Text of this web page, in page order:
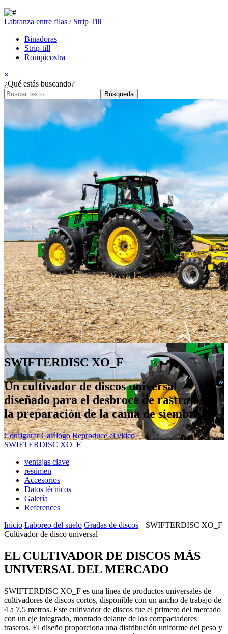
Labranza entre filas / Strip Till
Binadoras
Strip-till
Rompicostra
×
¿Qué estás buscando?
SWIFTERDISC XO_F
Un cultivador de discos universal
diseñado para el desbroce de rastrojos y
la preparación de la cama de siembra
Configurar Catálogo Reproduce el video
SWIFTERDISC XO_F
ventajas clave
resúmen
Accesorios
Datos técnicos
Galería
References
Inicio Laboreo del suelo Gradas de discos
SWIFTERDISC XO_F
Cultivador de disco universal
EL CULTIVADOR DE DISCOS MÁS
UNIVERSAL DEL MERCADO
SWIFTERDISC XO_F es una línea de productos universales de
cultivadores de discos cortos, disponible con un ancho de trabajo de
4 a 7,5 metros. Este cultivador de discos fue el primero del mercado
con un eje integrado, montado delante de los compactadores
traseros. El diseño proporciona una distribución uniforme del peso y